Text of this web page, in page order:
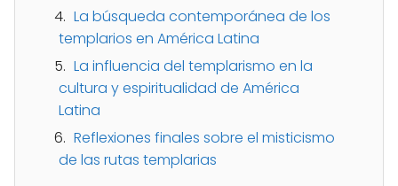
La búsqueda contemporánea de los
templarios en América Latina
La influencia del templarismo en la
cultura y espiritualidad de América
Latina
Reflexiones finales sobre el misticismo
de las rutas templarias